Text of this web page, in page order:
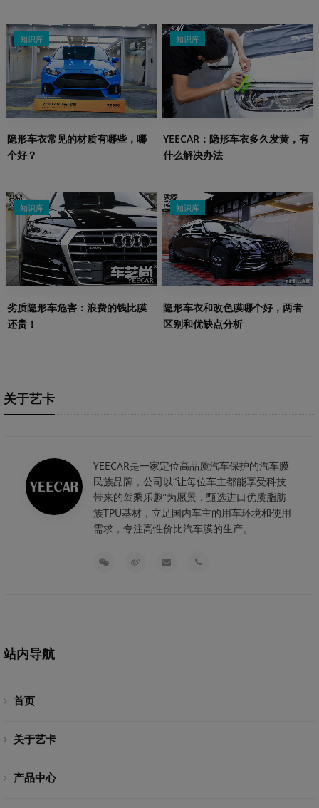
知识库
隐形车衣常见的材质有哪些，哪
个好？
知识库
YEECAR：隐形车衣多久发黄，有
什么解决办法
知识库
劣质隐形车危害：浪费的钱比膜
还贵！
知识库
隐形车衣和改色膜哪个好，两者
区别和优缺点分析
关于艺卡
YEECAR是一家定位高品质汽车保护的汽车膜
民族品牌，公司以“让每位车主都能享受科技
带来的驾乘乐趣”为愿景，甄选进口优质脂肪
族TPU基材，立足国内车主的用车环境和使用
需求，专注高性价比汽车膜的生产。
站内导航
首页
关于艺卡
产品中心